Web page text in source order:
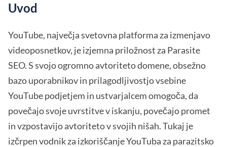
Uvod
YouTube, največja svetovna platforma za izmenjavo
videoposnetkov, je izjemna priložnost za Parasite
SEO. S svojo ogromno avtoriteto domene, obsežno
bazo uporabnikov in prilagodljivostjo vsebine
YouTube podjetjem in ustvarjalcem omogoča, da
povečajo svoje uvrstitve v iskanju, povečajo promet
in vzpostavijo avtoriteto v svojih nišah. Tukaj je
izčrpen vodnik za izkoriščanje YouTuba za parazitsko